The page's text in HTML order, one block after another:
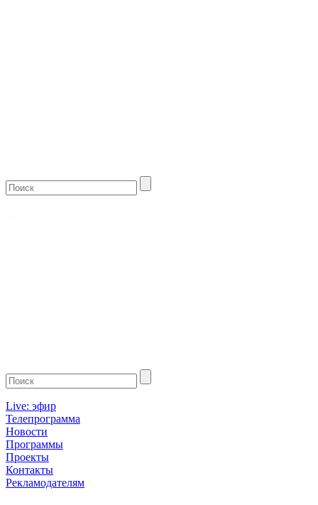
Live: эфир
Телепрограмма
Новости
Программы
Проекты
Контакты
Рекламодателям